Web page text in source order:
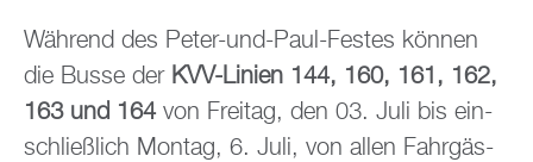
Wäh­rend des Peter-und-Paul-Fes­tes kön­nen
die Busse der KVV-Li­ni­en 144, 160, 161, 162,
163 und 164 von Frei­tag, den 03. Juli bis ein­
schlie­ß­lich Mon­tag, 6. Juli, von allen Fahr­gäs­